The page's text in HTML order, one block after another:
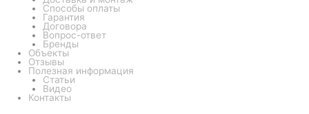
Способы оплаты
Гарантия
Договора
Вопрос-ответ
Бренды
Объекты
Отзывы
Полезная информация
Статьи
Видео
Контакты